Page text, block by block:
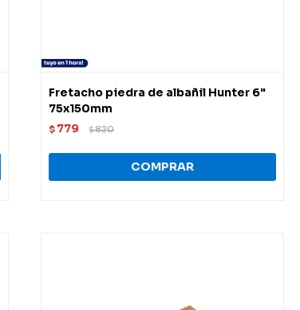
Fretacho piedra de albañil Hunter 6"
75x150mm
$ 779 $820